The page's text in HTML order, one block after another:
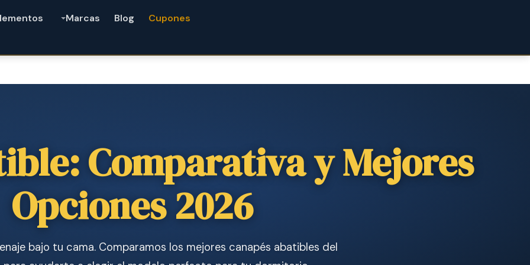
Marcas Blog Cupones
Comparativa y Mejores
Opciones 2026
bajo tu cama. Comparamos los mejores canapés abatibles del